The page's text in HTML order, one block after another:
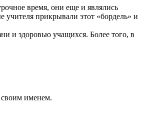
время, они еще и являлись
учителя прикрывали этот «бордель» и
и здоровью учащихся. Более того, в
своим именем.